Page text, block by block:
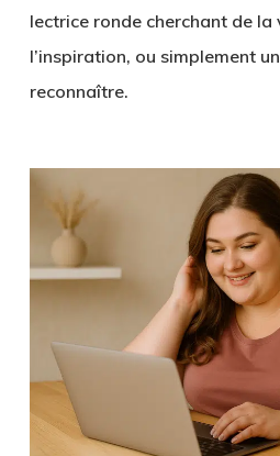
lectrice ronde cherchant de la
l’inspiration, ou simplement
reconnaître.